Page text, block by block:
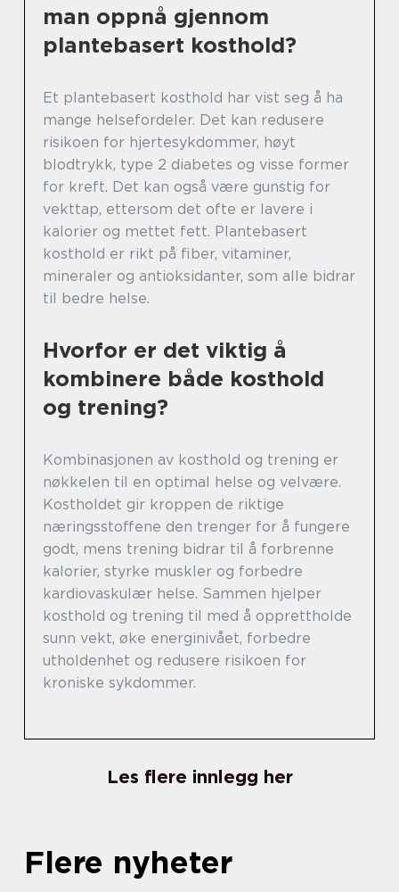
man oppnå gjennom
plantebasert kosthold?
Et plantebasert kosthold har vist seg å ha
mange helsefordeler. Det kan redusere
risikoen for hjertesykdommer, høyt
blodtrykk, type 2 diabetes og visse former
for kreft. Det kan også være gunstig for
vekttap, ettersom det ofte er lavere i
kalorier og mettet fett. Plantebasert
kosthold er rikt på fiber, vitaminer,
mineraler og antioksidanter, som alle bidrar
til bedre helse.
Hvorfor er det viktig å
kombinere både kosthold
og trening?
Kombinasjonen av kosthold og trening er
nøkkelen til en optimal helse og velvære.
Kostholdet gir kroppen de riktige
næringsstoffene den trenger for å fungere
godt, mens trening bidrar til å forbrenne
kalorier, styrke muskler og forbedre
kardiovaskulær helse. Sammen hjelper
kosthold og trening til med å opprettholde
sunn vekt, øke energinivået, forbedre
utholdenhet og redusere risikoen for
kroniske sykdommer.
Les flere innlegg her
Flere nyheter